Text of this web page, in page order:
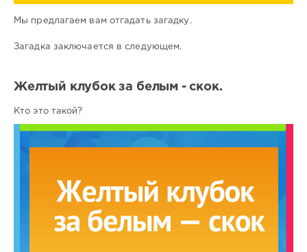
Мы предлагаем вам отгадать загадку.
Загадка заключается в следующем.
Желтый клубок за белым - скок.
Кто это такой?